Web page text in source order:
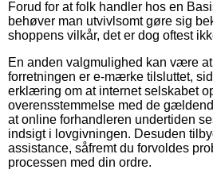
Forud for at folk handler hos en
behøver man utvivlsomt gøre sig
shoppens vilkår, det er dog oftest
En anden valgmulighed kan være
forretningen er e-mærke tilsluttet,
erklæring om at internet selskabet
overensstemmelse med de
at online forhandleren undertiden
indsigt i lovgivningen. Desuden
assistance, såfremt du forvoldes
processen med din ordre.